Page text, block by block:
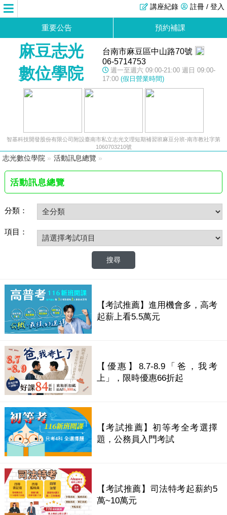
註冊 / 登入
講座紀錄
重要公告 預約補課
麻豆志光
數位學院
台南市麻豆區中山路70號
06-5714753
週一至週六 09:00-21:00 週日 09:00-
17:00 (假日營業時間)
智基科技開發股份有限公司附設臺南市私立志光文理短期補習班麻豆分班-南市教社字第
1060703210號
志光數位學院 » 活動訊息總覽 »
活動訊息總覽
分類：
項目：
【考試推薦】進用機會多，高考
起薪上看5.5萬元
【優惠】8.7-8.9「爸，我考
上」，限時優惠66折起
【考試推薦】初等考全考選擇
題，公務員入門考試
【考試推薦】司法特考起薪約5
萬~10萬元